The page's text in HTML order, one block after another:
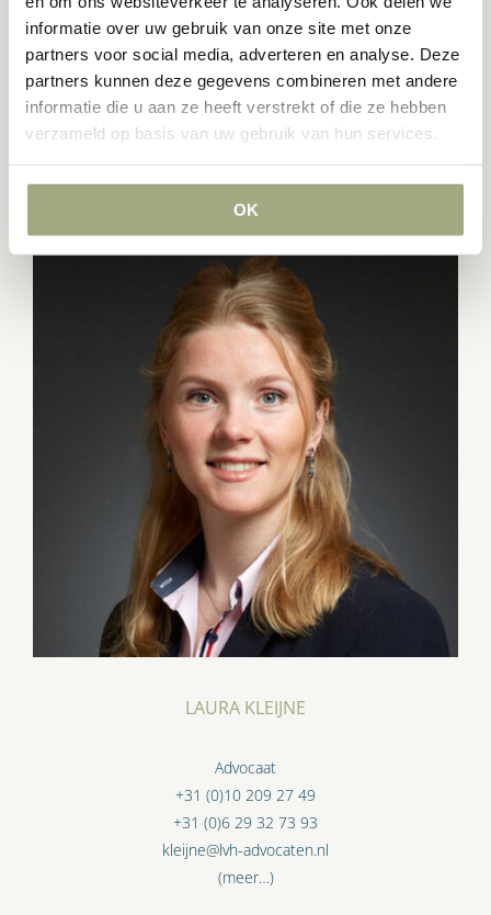
informatie over uw gebruik van onze site met onze
partners voor social media, adverteren en analyse. Deze
partners kunnen deze gegevens combineren met andere
informatie die u aan ze heeft verstrekt of die ze hebben
verzameld op basis van uw gebruik van hun services.
OK
Advocaat
+31 (0)10 209 27 77
+31 (0)6 83 44 03 65
janssen@lvh-advocaten.nl
(meer…)
LAURA KLEIJNE
Advocaat
+31 (0)10 209 27 49
+31 (0)6 29 32 73 93
kleijne@lvh-advocaten.nl
(meer…)